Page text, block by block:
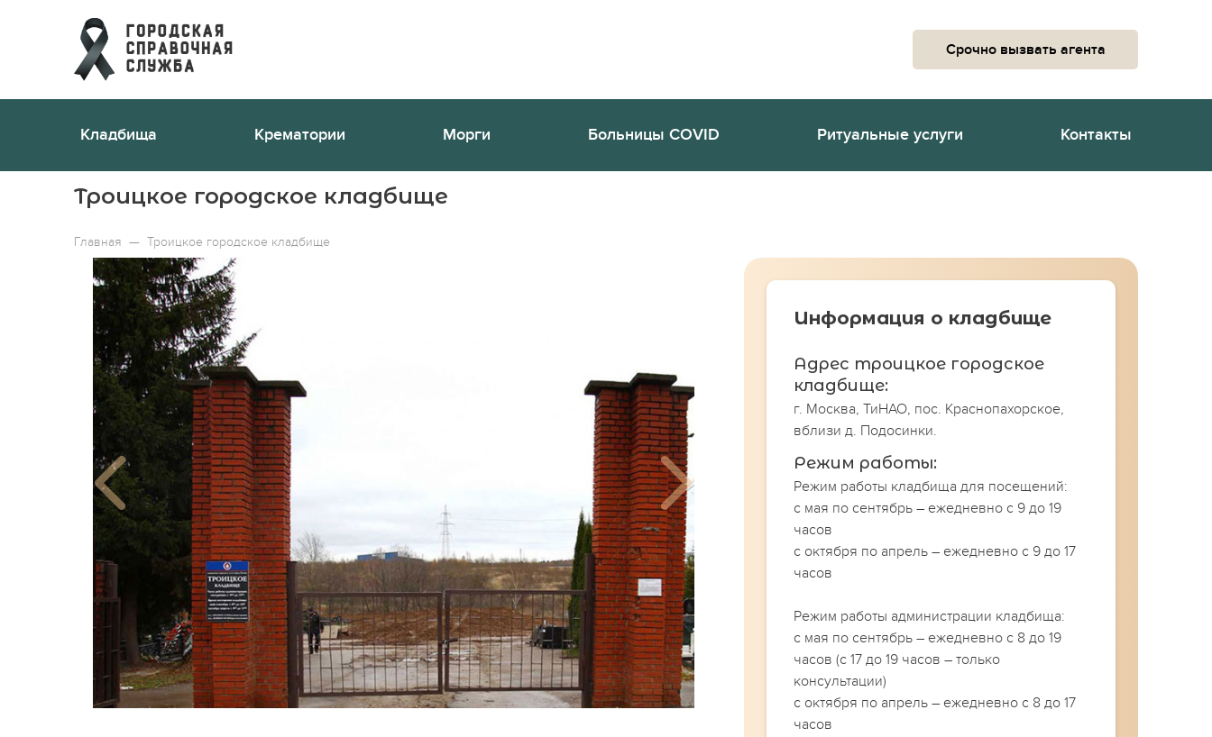
Срочно вызвать агента
Кладбища Крематории Морги Больницы COVID Ритуальные услуги Контакты
Троицкое городское кладбище
Главная — Троицкое городское кладбище
Информация о кладбище
Адрес троицкое городское
кладбище:
г. Москва, ТиНАО, пос. Краснопахорское,
вблизи д. Подосинки.
Режим работы:
Режим работы кладбища для посещений:
с мая по сентябрь – ежедневно с 9 до 19
часов
с октября по апрель – ежедневно с 9 до 17
часов
Режим работы администрации кладбища:
с мая по сентябрь – ежедневно с 8 до 19
часов (с 17 до 19 часов – только
консультации)
с октября по апрель – ежедневно с 8 до 17
часов